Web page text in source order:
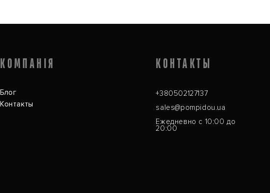
КОМПАНІЯ
Блог
Контакты
КОНТАКТЫ
+380502127137
sales@pompidou.ua
Ежедневно с 10:00 до
20:00